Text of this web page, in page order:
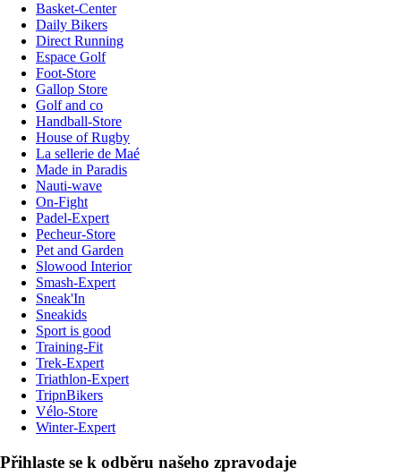
Basket-Center
Daily Bikers
Direct Running
Espace Golf
Foot-Store
Gallop Store
Golf and co
Handball-Store
House of Rugby
La sellerie de Maé
Made in Paradis
Nauti-wave
On-Fight
Padel-Expert
Pecheur-Store
Pet and Garden
Slowood Interior
Smash-Expert
Sneak'In
Sneakids
Sport is good
Training-Fit
Trek-Expert
Triathlon-Expert
TripnBikers
Vélo-Store
Winter-Expert
Přihlaste se k odběru našeho zpravodaje